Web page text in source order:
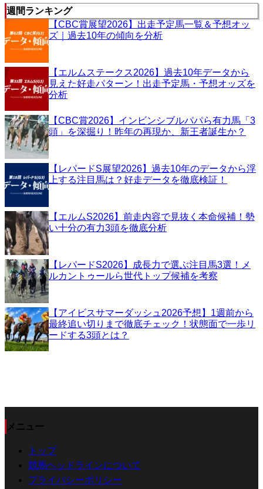
週間ランキング
【CBC賞展望2026】出走予定馬一覧＆予想オッ
ズ｜過去10年の傾向を分析
【エルムステークス2026】過去10年データから
見えた好走パターン！出走予定馬・予想オッズを
分析
【CBC賞2026】インビンシブルパパら有力馬「3
頭」を深掘り！昨年の再現か、新王者誕生か？
【レパードS展望2026】過去10年のデータから浮
上する注目馬は？好走データを徹底検証！
【エルムS2026】前走内容で見抜く本命候補！勢
い十分の有力3頭を徹底分析
【レパードS2026】成長力で選ぶ注目馬3選！メ
ルカントゥールら世代トップ候補を考察
【アイビスサマーダッシュ2026予想】1週前から
最終追い切りまで徹底チェック！状態面で一歩リ
ードする3頭とは？
メニュー
トップ
競馬ヘッドラインについて
プライバシーポリシー